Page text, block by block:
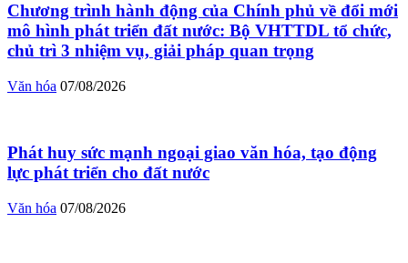
Chương trình hành động của Chính phủ về đổi mới
mô hình phát triển đất nước: Bộ VHTTDL tổ chức,
chủ trì 3 nhiệm vụ, giải pháp quan trọng
Văn hóa 07/08/2026
Phát huy sức mạnh ngoại giao văn hóa, tạo động
lực phát triển cho đất nước
Văn hóa 07/08/2026